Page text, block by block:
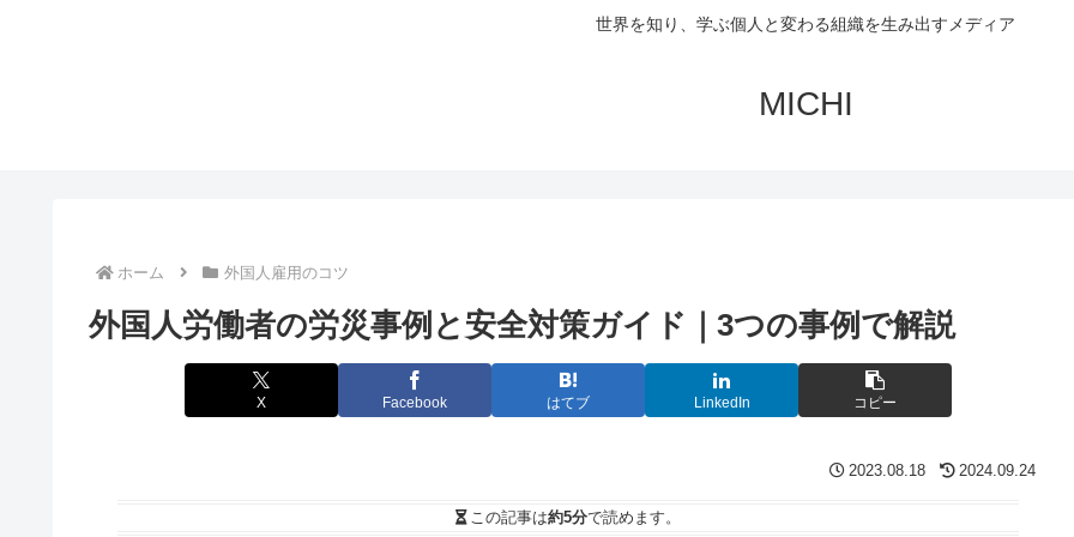
世界を知り、学ぶ個人と変わる組織を生み出すメディア
MICHI
ホーム 外国人雇用のコツ
外国人労働者の労災事例と安全対策ガイド｜3つの事例で解説
X Facebook はてブ LinkedIn コピー
2023.08.18 2024.09.24
この記事は約5分で読めます。